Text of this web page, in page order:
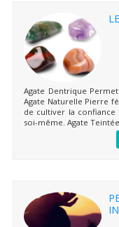
Agate Dentrique
Agate Naturelle Pierre
de cultiver la
soi-même. Agate Teintée